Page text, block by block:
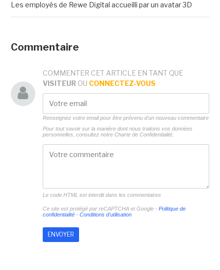
Les employés de Rewe Digital accueilli par un avatar 3D
Commentaire
COMMENTER CET ARTICLE EN TANT QUE
VISITEUR OU CONNECTEZ-VOUS
Renseignez votre email pour être prévenu d'un nouveau commentaire
Pour tout savoir sur la manière dont nous traitons vos données
personnelles, consultez notre Charte de Confidentialité.
Le code HTML est interdit dans les commentaires
Ce site est protégé par reCAPTCHA et Google - Politique de
confidentialité- Conditions d'utilisation